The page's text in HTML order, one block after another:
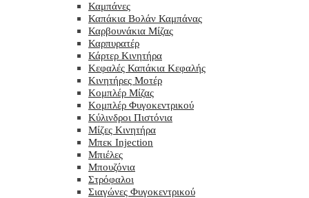
Καμπάνες
Καπάκια Βολάν Καμπάνας
Καρβουνάκια Μίζας
Καρπυρατέρ
Κάρτερ Κινητήρα
Κεφαλές Καπάκια Κεφαλής
Κινητήρες Μοτέρ
Κομπλέρ Μίζας
Κομπλέρ Φυγοκεντρικού
Κύλινδροι Πιστόνια
Μίζες Κινητήρα
Μπεκ Injection
Μπιέλες
Μπουζόνια
Στρόφαλοι
Σιαγώνες Φυγοκεντρικού